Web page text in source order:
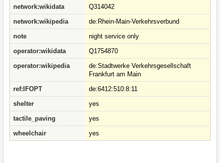
network:wikidata
Q314042
network:wikipedia
de:Rhein-Main-Verkehrsverbund
note
night service only
operator:wikidata
Q1754870
operator:wikipedia
de:Stadtwerke Verkehrsgesellschaft
Frankfurt am Main
ref:IFOPT
de:6412:510:8:11
shelter
yes
tactile_paving
yes
wheelchair
yes